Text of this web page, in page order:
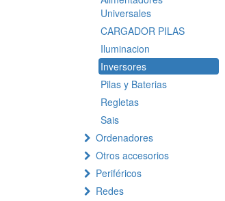
Universales
CARGADOR PILAS
Iluminacion
Inversores
Pilas y Baterias
Regletas
Sais
Ordenadores
Otros accesorios
Periféricos
Redes